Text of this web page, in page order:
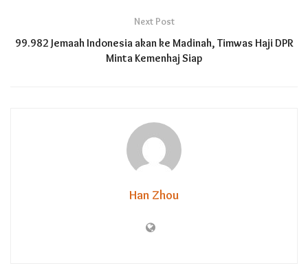
Next Post
99.982 Jemaah Indonesia akan ke Madinah, Timwas Haji DPR
Minta Kemenhaj Siap
Han Zhou